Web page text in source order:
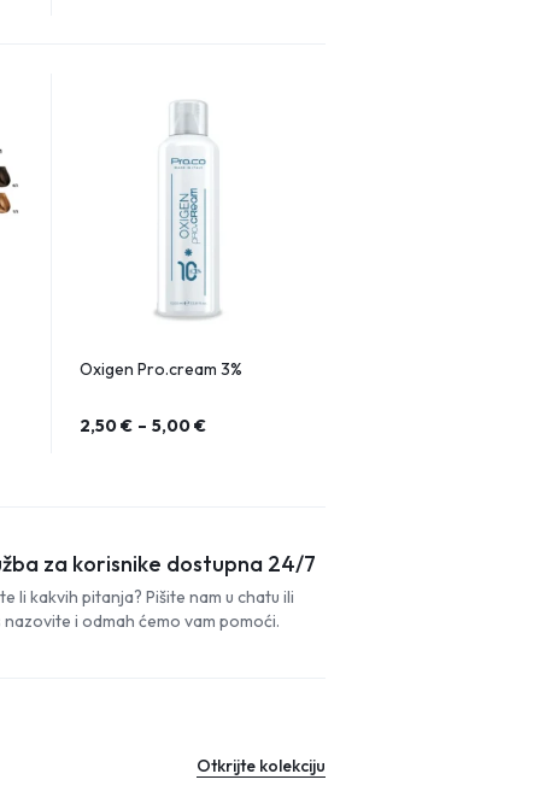
Oxigen Pro.cream 3%
2,50€ – 5,00€
za korisnike dostupna 24/7
li kakvih pitanja? Pišite nam u chatu ili
nazovite i odmah ćemo vam pomoći.
Otkrijte kolekciju